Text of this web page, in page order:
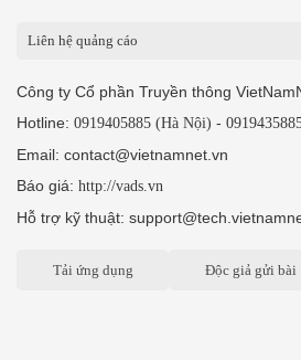
Liên hệ quảng cáo
Công ty Cổ phần Truyền thông
Hotline: 0919405885 (Hà Nội) -
Email: contact@vietnamnet.vn
Báo giá: http://vads.vn
Hỗ trợ kỹ thuật:
Tải ứng dụng Độc giả gửi bài